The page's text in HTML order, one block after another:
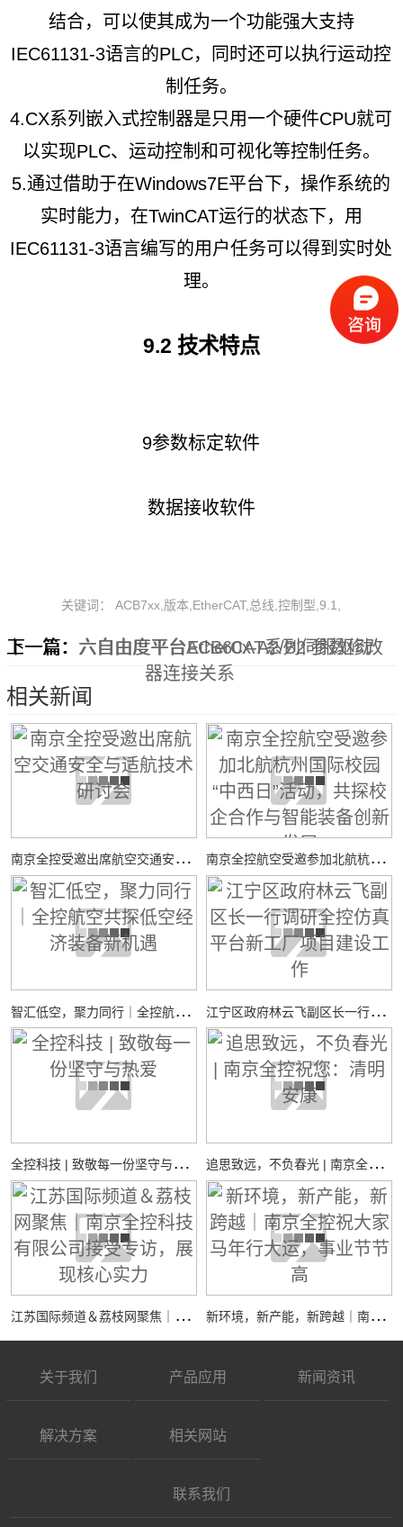
结合，可以使其成为一个功能强大支持
IEC61131-3语言的PLC，同时还可以执行运动控
制任务。
4.CX系列嵌入式控制器是只用一个硬件CPU就可
以实现PLC、运动控制和可视化等控制任务。
5.通过借助于在Windows7E平台下，操作系统的
实时能力，在TwinCAT运行的状态下，用
IEC61131-3语言编写的用户任务可以得到实时处
理。
9.2 技术特点
9参数标定软件
数据接收软件
关键词： ACB7xx,版本,EtherCAT,总线,控制型,9.1,
上一篇： 六自由度平台ACB60x-A2/B2 参数修改
下一篇： 六自由度平台EtherCAT系列伺服驱动
器连接关系
相关新闻
南
京全控受邀出席航空交通安全与适航技术研讨会 南
京全控航空受邀参加北航杭州国际校园“中西日”活动，共探校企合作与智能装备创新发展
智
汇低空，聚力同行｜全控航空共探低空经济装备新机遇 江
宁区政府林云飞副区长一行调研全控仿真平台新工厂项目建设工作
全
控科技 | 致敬每一份坚守与热爱 追
思致远，不负春光 | 南京全控祝您：清明安康
江
苏国际频道＆荔枝网聚焦｜南京全控科技有限公司接受专访，展现核心实力 新
环境，新产能，新跨越｜南京全控祝大家马年行大运，事业节节高
关于我们 产品应用 新闻资讯
解决方案 相关网站
联系我们